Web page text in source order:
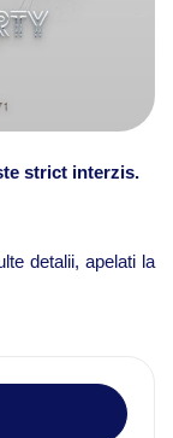
strict interzis.
detalii, apelati la